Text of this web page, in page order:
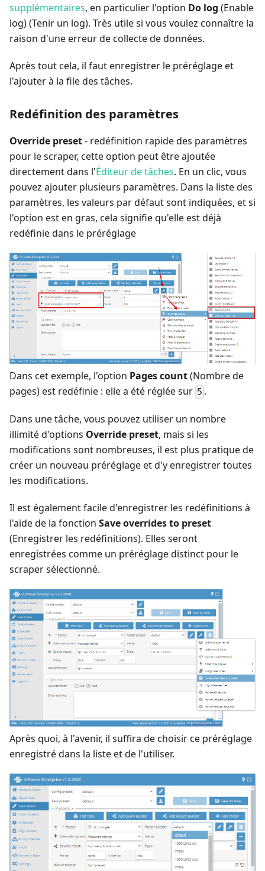
supplémentaires, en particulier l'option Do log (Enable
log) (Tenir un log). Très utile si vous voulez connaître la
raison d'une erreur de collecte de données.
Après tout cela, il faut enregistrer le préréglage et
l'ajouter à la file des tâches.
Redéfinition des paramètres
Override preset- redéfinition rapide des paramètres
pour le scraper, cette option peut être ajoutée
directement dans l'Éditeur de tâches. En un clic, vous
pouvez ajouter plusieurs paramètres. Dans la liste des
paramètres, les valeurs par défaut sont indiquées, et si
l'option est en gras, cela signifie qu'elle est déjà
redéfinie dans le préréglage
Dans cet exemple, l'option Pages count(Nombre de
pages) est redéfinie : elle a été réglée sur 5 .
Dans une tâche, vous pouvez utiliser un nombre
illimité d'options Override preset, mais si les
modifications sont nombreuses, il est plus pratique de
créer un nouveau préréglage et d'y enregistrer toutes
les modifications.
Il est également facile d'enregistrer les redéfinitions à
l'aide de la fonction Save overrides to preset
(Enregistrer les redéfinitions). Elles seront
enregistrées comme un préréglage distinct pour le
scraper sélectionné.
Après quoi, à l'avenir, il suffira de choisir ce préréglage
enregistré dans la liste et de l'utiliser.